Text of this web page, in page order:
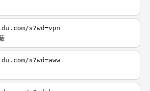
s?wd=vpn
s?wd=aww